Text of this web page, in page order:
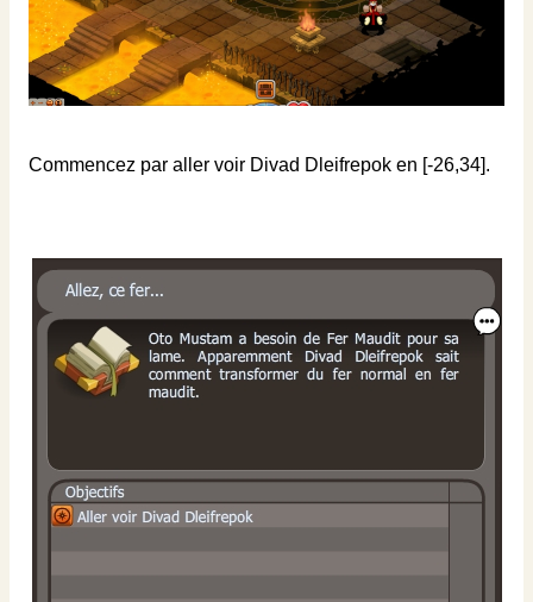
Commencez par aller voir Divad Dleifrepok en [-26,34].